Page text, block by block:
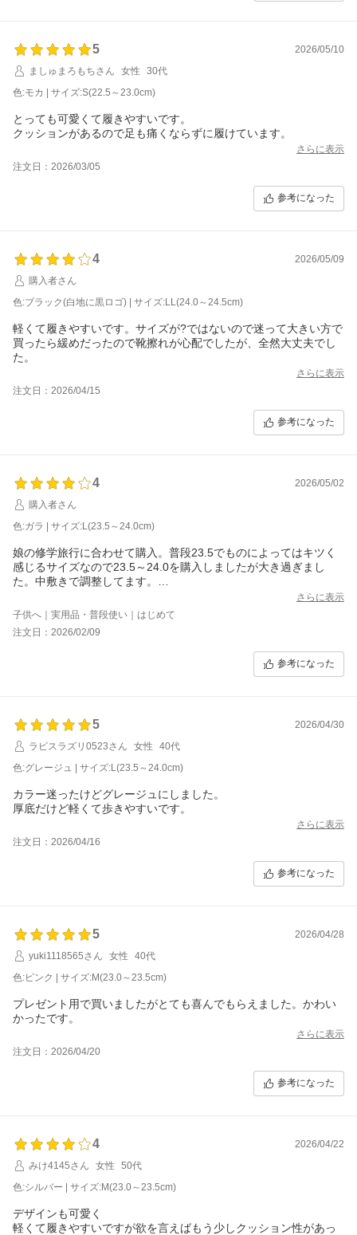
5
2026/05/10
ましゅまろもちさん
女性
30代
色:モカ | サイズ:S(22.5～23.0cm)
とっても可愛くて履きやすいです。
クッションがあるので足も痛くならずに履けています。
さらに表示
注文日：2026/03/05
参考になった
4
2026/05/09
購入者さん
色:ブラック(白地に黒ロゴ) | サイズ:LL(24.0～24.5cm)
軽くて履きやすいです。サイズが?ではないので迷って大きい方で
買ったら緩めだったので靴擦れが心配でしたが、全然大丈夫でし
た。
さらに表示
注文日：2026/04/15
参考になった
4
2026/05/02
購入者さん
色:ガラ | サイズ:L(23.5～24.0cm)
娘の修学旅行に合わせて購入。普段23.5でものによってはキツく
感じるサイズなので23.5～24.0を購入しましたが大き過ぎまし
た。中敷きで調整してます。
ガラはキャラの主張少なく白スニーカーっぽいので、お友達から
可愛いと褒められたそうです。
さらに表示
子供へ｜実用品・普段使い｜はじめて
注文日：2026/02/09
参考になった
5
2026/04/30
ラピスラズリ0523さん
女性
40代
色:グレージュ | サイズ:L(23.5～24.0cm)
カラー迷ったけどグレージュにしました。
厚底だけど軽くて歩きやすいです。
さらに表示
注文日：2026/04/16
参考になった
5
2026/04/28
yuki1118565さん
女性
40代
色:ピンク | サイズ:M(23.0～23.5cm)
プレゼント用で買いましたがとても喜んでもらえました。かわい
かったです。
さらに表示
注文日：2026/04/20
参考になった
4
2026/04/22
みけ4145さん
女性
50代
色:シルバー | サイズ:M(23.0～23.5cm)
デザインも可愛く
軽くて履きやすいですが欲を言えばもう少しクッション性があっ